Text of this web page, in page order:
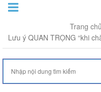
Trang chủ
Lưu ý QUAN TRỌNG “khi